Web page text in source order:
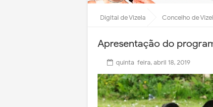
Digital de Vizela Concelho de
Apresentação do
quinta-feira, abril 18, 2019